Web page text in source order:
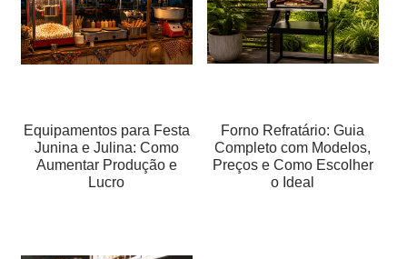
Equipamentos para Festa
Junina e Julina: Como
Aumentar Produção e
Lucro
Forno Refratário: Guia
Completo com Modelos,
Preços e Como Escolher
o Ideal